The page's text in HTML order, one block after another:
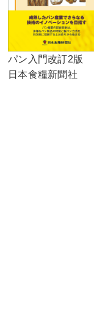
パン入門改訂2版
日本食糧新聞社